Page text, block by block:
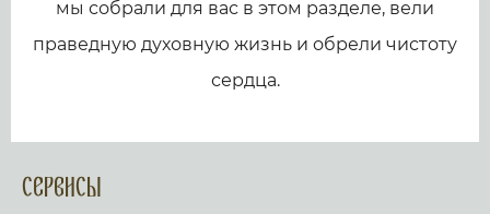
мы собрали для вас в этом разделе, вели
праведную духовную жизнь и обрели чистоту
сердца.
Сервисы